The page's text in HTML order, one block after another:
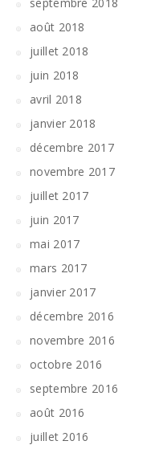
août 2018
juillet 2018
juin 2018
avril 2018
janvier 2018
décembre 2017
novembre 2017
juillet 2017
juin 2017
mai 2017
mars 2017
janvier 2017
décembre 2016
novembre 2016
octobre 2016
septembre 2016
août 2016
juillet 2016